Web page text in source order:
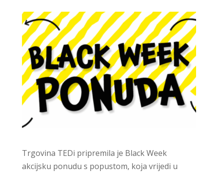
Trgovina TEDi pripremila je Black Week
akcijsku ponudu s popustom, koja vrijedi u